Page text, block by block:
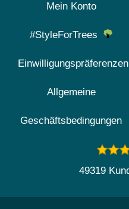
Mein Konto
#StyleForTrees
Einwilligungspräferenzen
Allgemeine
Geschäftsbedingungen
49319